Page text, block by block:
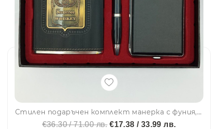
Стилен подаръчен комплект манерка с фуния, чашка, химикалка и табакера Jack Daniels Old No.7 Brand – 2018-5
€36.30 / 71.00 лв.€17.38 / 33.99 лв.